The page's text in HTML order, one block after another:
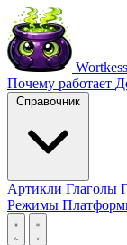
Почему работает
Справочник
Артикли Глаголы
Режимы